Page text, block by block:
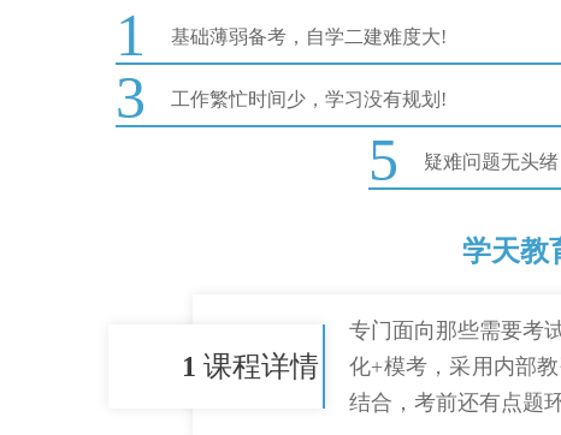
1 基础薄弱备考，自学二建难度大!
3 工作繁忙时间少，学习没有规划!
5 疑难问题无头
学天教
1 课程详情
专门面向那些需要考
化+模考，采用内部
结合，考前还有点题环